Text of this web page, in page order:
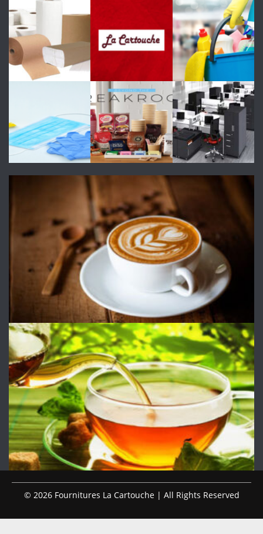
© 2026 Fournitures La Cartouche | All Rights Reserved